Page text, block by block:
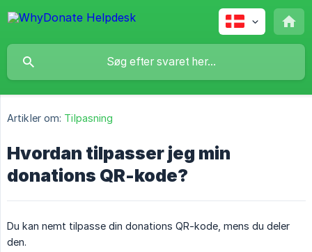
Artikler om: Tilpasning
Hvordan tilpasser jeg min
donations QR-kode?
Du kan nemt tilpasse din donations QR-kode, mens du deler
den.